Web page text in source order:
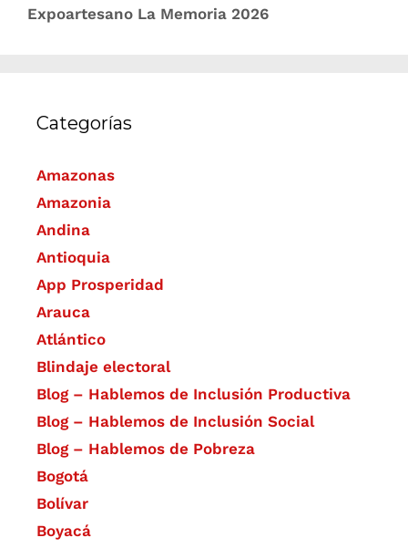
Expoartesano La Memoria 2026
Categorías
Amazonas
Amazonia
Andina
Antioquia
App Prosperidad
Arauca
Atlántico
Blindaje electoral
Blog – Hablemos de Inclusión Productiva
Blog – Hablemos de Inclusión Social
Blog – Hablemos de Pobreza
Bogotá
Bolívar
Boyacá